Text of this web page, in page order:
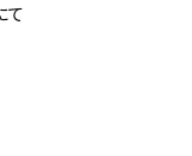
て